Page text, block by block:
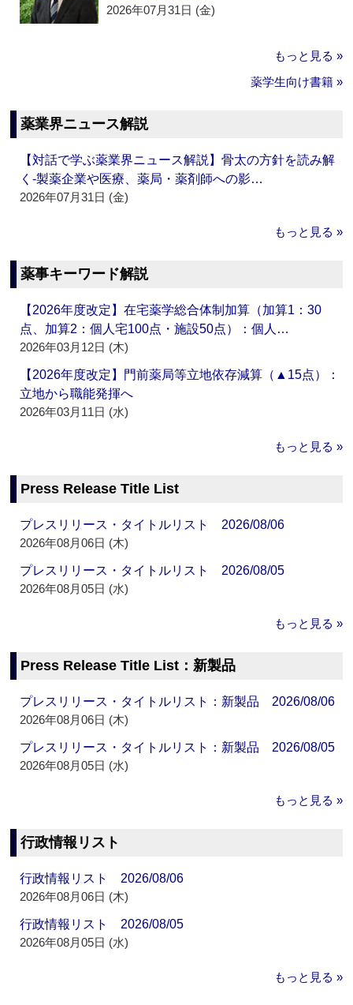
2026年07月31日 (金)
もっと見る »
薬学生向け書籍 »
薬業界ニュース解説
【対話で学ぶ薬業界ニュース解説】骨太の方針を読み解
く‐製薬企業や医療、薬局・薬剤師への影…
2026年07月31日 (金)
もっと見る »
薬事キーワード解説
【2026年度改定】在宅薬学総合体制加算（加算1：30
点、加算2：個人宅100点・施設50点）：個人…
2026年03月12日 (木)
【2026年度改定】門前薬局等立地依存減算（▲15点）：
立地から職能発揮へ
2026年03月11日 (水)
もっと見る »
Press Release Title List
プレスリリース・タイトルリスト 2026/08/06
2026年08月06日 (木)
プレスリリース・タイトルリスト 2026/08/05
2026年08月05日 (水)
もっと見る »
Press Release Title List：新製品
プレスリリース・タイトルリスト：新製品 2026/08/06
2026年08月06日 (木)
プレスリリース・タイトルリスト：新製品 2026/08/05
2026年08月05日 (水)
もっと見る »
行政情報リスト
行政情報リスト 2026/08/06
2026年08月06日 (木)
行政情報リスト 2026/08/05
2026年08月05日 (水)
もっと見る »